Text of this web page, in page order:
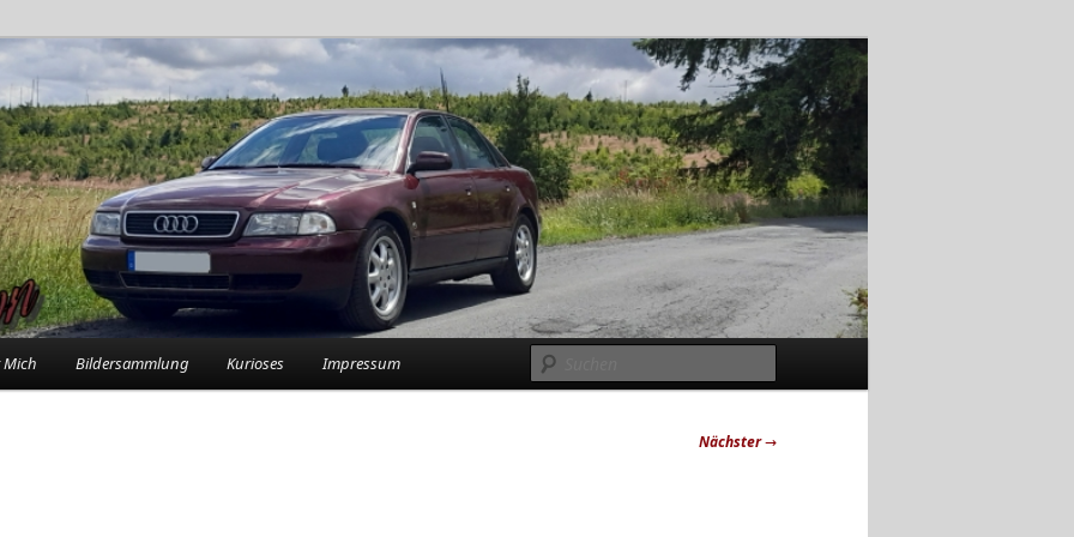
in der Garage
Bildersammlung Kurioses Impressum
Nächster→